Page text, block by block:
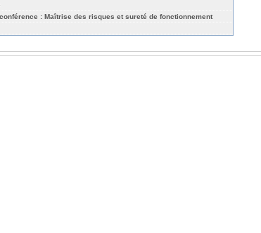
: Maîtrise des risques et sureté de fonctionnement